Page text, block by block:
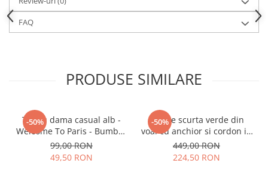
FAQ
PRODUSE SIMILARE
-50%
Tricou dama casual alb -
Welcome To Paris - Bumbac
Organic
99,00 RON
49,50 RON
-50%
Rochie scurta verde din
voal cu anchior si cordon in
talie
449,00 RON
224,50 RON